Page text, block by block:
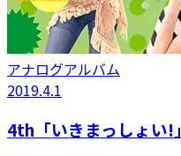
アナログアルバム
2019.4.1
4th「いきまっしょい!」